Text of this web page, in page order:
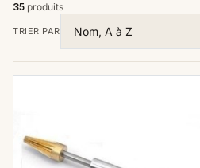
l'utilisation appropriée
est essentielle. Parmi
teinture cuir,
en laine, et le stylo
perfectionner l'art de la
35 produits
TRIER PAR